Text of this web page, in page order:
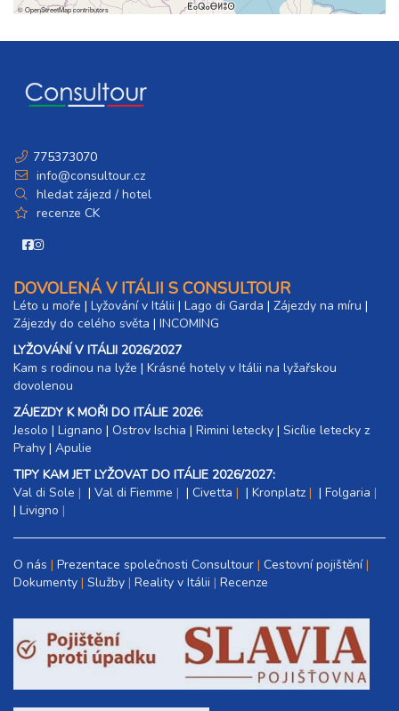
sobota - úterý
10 400 Kč
sobota - středa
13 800 Kč
05.09. - 10.09.26
sobota - čtvrtek
sobota - sobota
8 dní (7 nocí)
24 200 Kč rezervovat
12.09. - 15.09.26
sobota - úterý
10 400 Kč
12.09. - 16.09.26
sobota - středa
13 800 Kč
12.09. - 17.09.26
sobota - čtvrtek
6 dní (5 nocí)
sobota - sobota
8 dní (7 nocí)
24 200 Kč
20.09. - 23.09.26
neděle - středa
4 dny (3 noci)
7 200 Kč rezervovat
5 dní (4 noci)
©OpenStreetMapcontributors
775373070
info@consultour.cz
hledat zájezd / hotel
recenze CK
DOVOLENÁ V ITÁLII S CONSULTOUR
Léto u moře | Lyžování v Itálii | Lago di Garda | Zájezdy na míru |
Zájezdy do celého světa | INCOMING
LYŽOVÁNÍ V ITÁLII 2026/2027
Kam s rodinou na lyže |​ Krásné hotely v Itálii na lyžařskou
dovolenou
ZÁJEZDY K MOŘI DO ITÁLIE 2026:
Jesolo | Lignano | Ostrov Ischia | Rimini letecky | Sicílie letecky z
Prahy | Apulie
TIPY KAM JET LYŽOVAT DO ITÁLIE 2026/2027:
Val di Sole
| Val di Fiemme | Civetta | Kronplatz | Folgaria
| Livigno
O nás Prezentace společnosti Consultour Cestovní pojištění
Dokumenty Služby Reality v Itálii Recenze